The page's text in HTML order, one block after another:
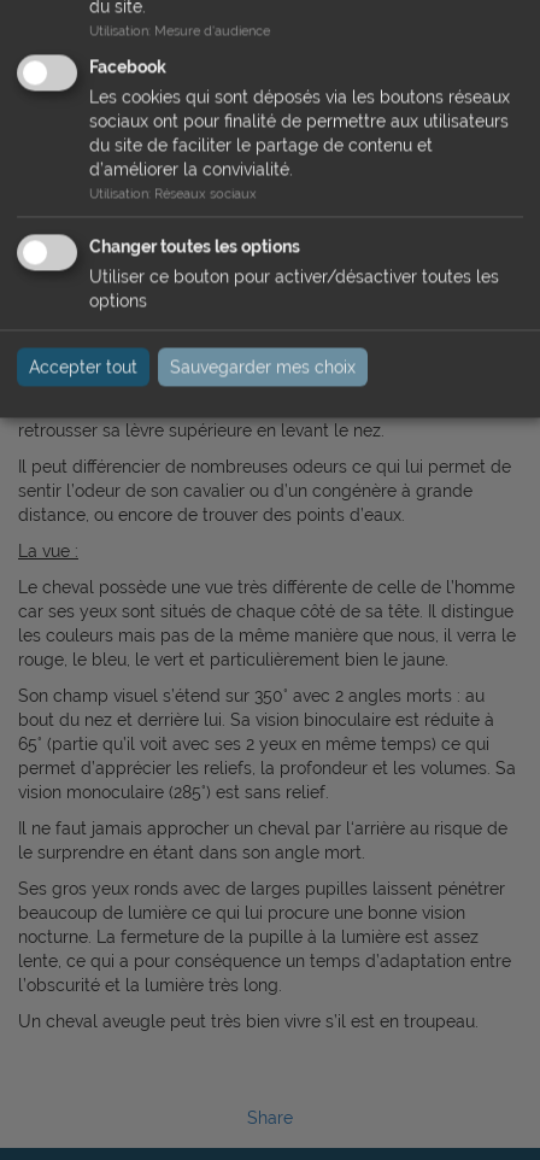
Cela va lui permettre de différencier les plantes comestibles de
mais ne dira pas non à une pomme un peu acide ou à un bloc
de sel.
Le goût est très lié à l’odorat.
L’odorat :
Dans la sociabilisation du cheval, le rôle de l’odorat est très
Mais un nouveau venu sera soigneusement humé par ses
congénères et il fera de même en retour, une fois son odeur
enregistrée, il ne sera jamais oublié que ça lui plaise ou non.
ses fosses nasales (appelé aussi l’organe de Jacobson). Celui-
ci va lui permettre de fixer les odeurs afin de mieux les
retrousser sa lèvre supérieure en levant le nez.
Il peut différencier de nombreuses odeurs ce qui lui permet de
sentir l’odeur de son cavalier ou d’un congénère à grande
distance, ou encore de trouver des points d’eaux.
La vue :
Le cheval possède une vue très différente de celle de l’homme
car ses yeux sont situés de chaque côté de sa tête. Il distingue
les couleurs mais pas de la même manière que nous, il verra le
rouge, le bleu, le vert et particulièrement bien le jaune.
Son champ visuel s’étend sur 350° avec 2 angles morts : au
bout du nez et derrière lui. Sa vision binoculaire est réduite à
65° (partie qu’il voit avec ses 2 yeux en même temps) ce qui
permet d’apprécier les reliefs, la profondeur et les volumes. Sa
vision monoculaire (285°) est sans relief.
Il ne faut jamais approcher un cheval par l‘arrière au risque de
le surprendre en étant dans son angle mort.
Ses gros yeux ronds avec de larges pupilles laissent pénétrer
beaucoup de lumière ce qui lui procure une bonne vision
nocturne. La fermeture de la pupille à la lumière est assez
lente, ce qui a pour conséquence un temps d’adaptation entre
l’obscurité et la lumière très long.
Un cheval aveugle peut très bien vivre s’il est en troupeau.
Share
du site.
Utilisation Mesure d'audience
Facebook
Les cookies qui sont déposés via les boutons réseaux
sociaux ont pour finalité de permettre aux utilisateurs
du site de faciliter le partage de contenu et
d’améliorer la convivialité.
Utilisation Réseaux sociaux
Changer toutes les options
Utiliser ce bouton pour activer/désactiver toutes les
options
Accepter tout Sauvegarder mes choix